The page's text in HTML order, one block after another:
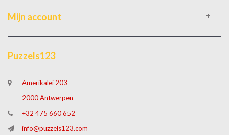
Mijn account
Puzzels123
Amerikalei 203
2000 Antwerpen
+32 475 660 652
info@puzzels123.com